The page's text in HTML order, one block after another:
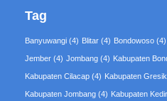
Tag
Banyuwangi (4) Blitar (4) Bondowoso (4)
Jember (4) Jombang (4) Kabupaten
Kabupaten Cilacap (4) Kabupaten Gresik
Kabupaten Jombang (4) Kabupaten